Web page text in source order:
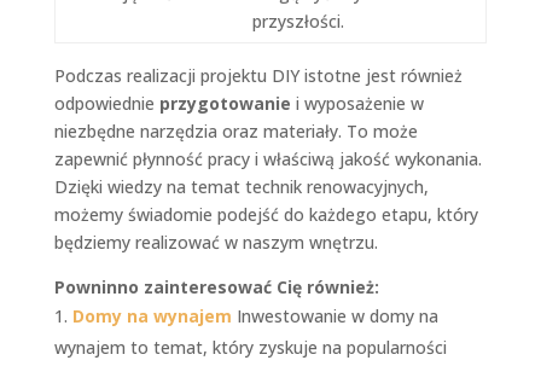
przyszłości.
Podczas realizacji projektu DIY istotne jest również
odpowiednie przygotowanie i wyposażenie w
niezbędne narzędzia oraz materiały. To może
zapewnić płynność pracy i właściwą jakość wykonania.
Dzięki wiedzy na temat technik renowacyjnych,
możemy świadomie podejść do każdego etapu, który
będziemy realizować w naszym wnętrzu.
Powninno zainteresować Cię również:
Domy na wynajem Inwestowanie w domy na
wynajem to temat, który zyskuje na popularności